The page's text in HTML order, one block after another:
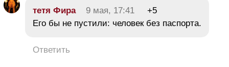
тетя Фира 9 мая, 17:41
+5
Его бы не пустили: человек без паспорта.
Ответить